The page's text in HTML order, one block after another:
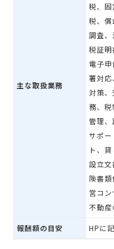
主な取扱業務
税、
税、償
調査、
税証明
電子
署対応
対策、
務、税
管理、
サポー
ト、
設立文
険書
営コン
不動
報酬額の目安 HPに